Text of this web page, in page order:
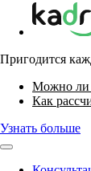
Пригодится
Можно ли
Как
Узнать больше